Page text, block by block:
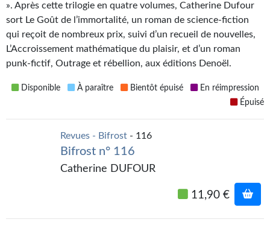
Pulps
Wotan
Étoiles vives
Yellow Submarine
Romans et recueils
Une Heure-Lumière
Bifrost
». Après cette trilogie en quatre volumes, Catherine Dufour
sort Le Goût de l’immortalité, un roman de science-fiction
qui reçoit de nombreux prix, suivi d’un recueil de nouvelles,
L’Accroissement mathématique du plaisir, et d’un roman
punk-fictif, Outrage et rébellion, aux éditions Denoël.
Disponible À paraître Bientôt épuisé
En réimpression
Épuisé
Revues - Bifrost - 116
Bifrost n° 116
Catherine DUFOUR
11,90 €